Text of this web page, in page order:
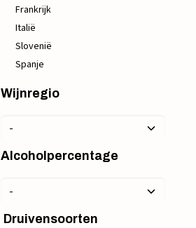
Frankrijk
Italië
Slovenië
Spanje
Wijnregio
Alcoholpercentage
Druivensoorten